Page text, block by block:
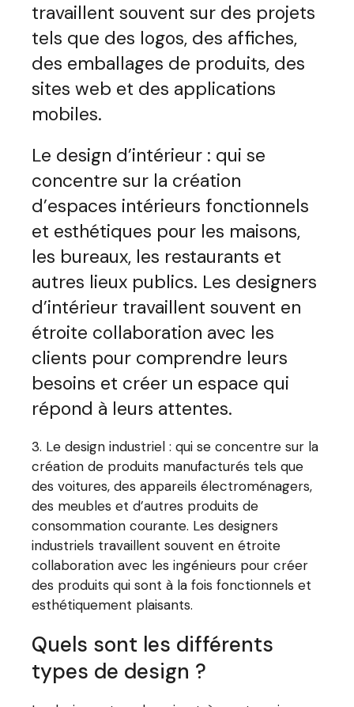
travaillent souvent sur des projets
tels que des logos, des affiches,
des emballages de produits, des
sites web et des applications
mobiles.
Le design d’intérieur : qui se
concentre sur la création
d’espaces intérieurs fonctionnels
et esthétiques pour les maisons,
les bureaux, les restaurants et
autres lieux publics. Les designers
d’intérieur travaillent souvent en
étroite collaboration avec les
clients pour comprendre leurs
besoins et créer un espace qui
répond à leurs attentes.
3. Le design industriel : qui se concentre sur la
création de produits manufacturés tels que
des voitures, des appareils électroménagers,
des meubles et d’autres produits de
consommation courante. Les designers
industriels travaillent souvent en étroite
collaboration avec les ingénieurs pour créer
des produits qui sont à la fois fonctionnels et
esthétiquement plaisants.
Quels sont les différents
types de design ?